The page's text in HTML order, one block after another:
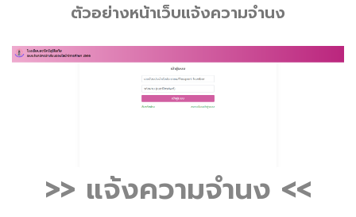
ตัวอย่างหน้าเว็บแจ้งความจำนง
>> แจ้งความจำนง <<